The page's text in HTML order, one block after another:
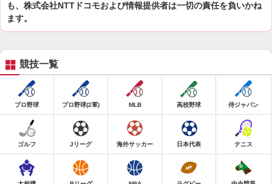
も、株式会社NTTドコモおよび情報提供者は一切の責任を負いかね
ます。
競技一覧
プロ野球 プロ野球(2軍) MLB 高校野球 侍ジャパン
ゴルフ Jリーグ 海外サッカー 日本代表 テニス